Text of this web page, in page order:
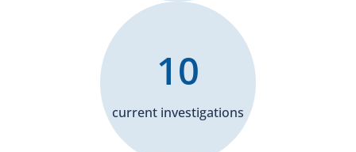
current investigations
10